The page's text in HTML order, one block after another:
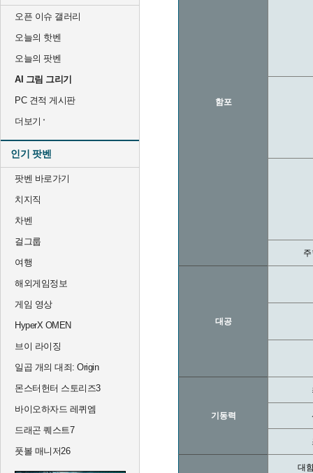
오픈 이슈 갤러리
오늘의 핫벤
오늘의 팟벤
AI 그림 그리기
PC 견적 게시판
더보기
인기 팟벤
팟벤 바로가기
치지직
차벤
걸그룹
여행
해외게임정보
게임 영상
HyperX OMEN
브이 라이징
일곱 개의 대죄: Origin
몬스터헌터 스토리즈3
바이오하자드 레퀴엠
드래곤 퀘스트7
풋볼 매니저26
함포
대공
기동력
대